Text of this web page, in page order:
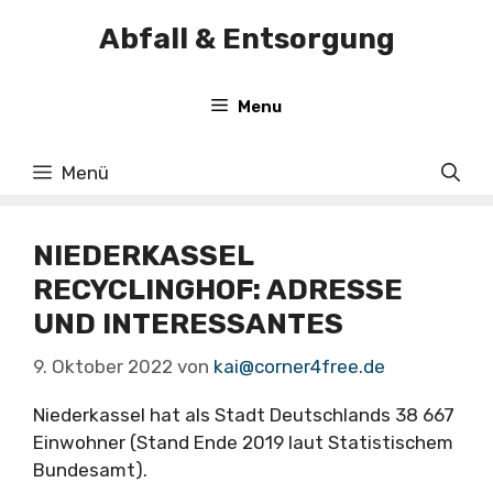
Abfall & Entsorgung
Menu
Menü
NIEDERKASSEL
RECYCLINGHOF: ADRESSE
UND INTERESSANTES
9. Oktober 2022 von kai@corner4free.de
Niederkassel hat als Stadt Deutschlands 38 667
Einwohner (Stand Ende 2019 laut Statistischem
Bundesamt).